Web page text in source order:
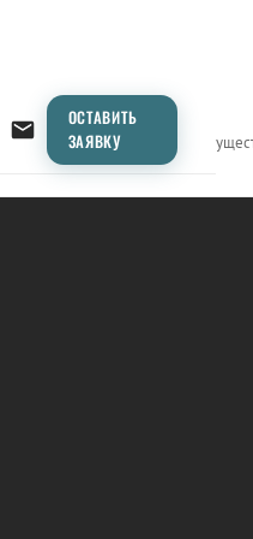
ОСТАВИТЬ
ЗАЯВКУ
ТипоразмерыСравнение